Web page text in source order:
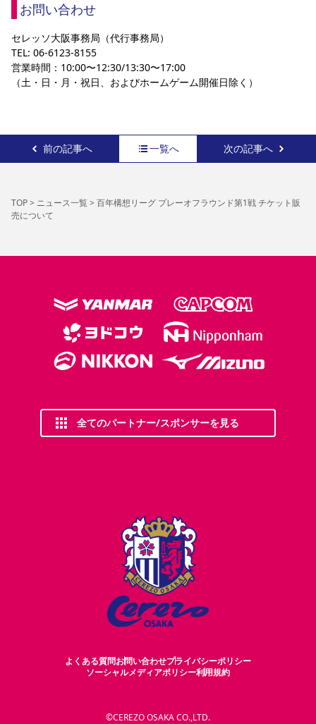
お問い合わせ
セレッソ大阪事務局（代行事務局）
TEL: 06-6123-8155
営業時間：10:00〜12:30/13:30〜17:00
（土・日・月・祝日、およびホームゲーム開催日除く）
前の記事へ 一覧へ 次の記事へ
TOP> ニュース一覧> 百年構想リーグ プレーオフラウンド第1戦 チケット販
売について
全てのパートナー/スポンサーを見る
よくある質問お問い合わせプライバシーポリシー
ソーシャルメディアポリシー利用規約
©CEREZO OSAKA CO.,LTD.